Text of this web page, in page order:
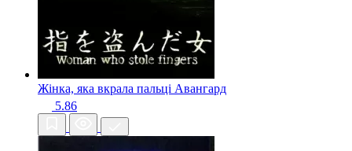
Жінка, яка вкрала пальці Авангард
5.86